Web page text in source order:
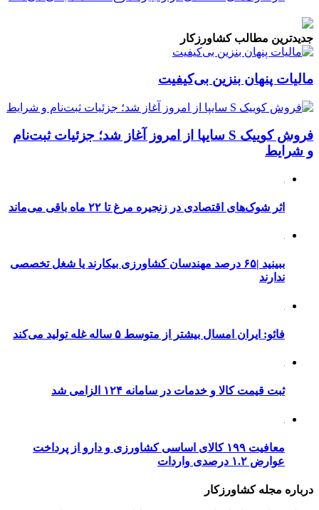
جدیدترین مطالب کشاورزکار
مالیات پنهان بنزین بی‌کیفیت
فروش کوییک S سایپا از امروز آغاز شد؛ جزئیات ثبت‌نام
و شرایط
اثر شوک‌های اقتصادی در زنجیره مرغ تا ۲۲ ماه باقی می‌ماند
ببینید |۶۵ درصد مهندسان کشاورزی بیکارند یا شغل تخصصی
ندارند
فائو: ایران امسال بیشتر از متوسط ۵ ساله غله تولید می‌کند
ثبت قیمت کالا و خدمات در سامانه ۱۲۴ الزامی شد
معافیت ۱۹۹ کالای اساسی کشاورزی و دارو از پرداخت
عوارض ۱.۲ درصدی واردات
درباره مجله کشاورزکار